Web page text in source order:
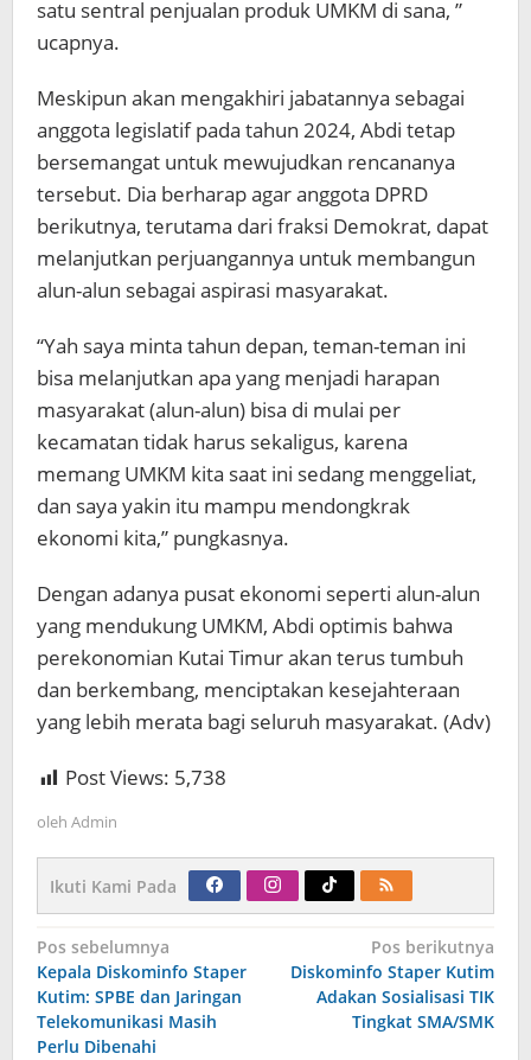
satu sentral penjualan produk UMKM di sana, ”
ucapnya.
Meskipun akan mengakhiri jabatannya sebagai
anggota legislatif pada tahun 2024, Abdi tetap
bersemangat untuk mewujudkan rencananya
tersebut. Dia berharap agar anggota DPRD
berikutnya, terutama dari fraksi Demokrat, dapat
melanjutkan perjuangannya untuk membangun
alun-alun sebagai aspirasi masyarakat.
“Yah saya minta tahun depan, teman-teman ini
bisa melanjutkan apa yang menjadi harapan
masyarakat (alun-alun) bisa di mulai per
kecamatan tidak harus sekaligus, karena
memang UMKM kita saat ini sedang menggeliat,
dan saya yakin itu mampu mendongkrak
ekonomi kita,” pungkasnya.
Dengan adanya pusat ekonomi seperti alun-alun
yang mendukung UMKM, Abdi optimis bahwa
perekonomian Kutai Timur akan terus tumbuh
dan berkembang, menciptakan kesejahteraan
yang lebih merata bagi seluruh masyarakat. (Adv)
Post Views: 5,738
oleh Admin
Ikuti Kami Pada
Navigasi
pos
Pos sebelumnya
Kepala Diskominfo Staper
Kutim: SPBE dan Jaringan
Telekomunikasi Masih
Perlu Dibenahi
Pos berikutnya
Diskominfo Staper Kutim
Adakan Sosialisasi TIK
Tingkat SMA/SMK